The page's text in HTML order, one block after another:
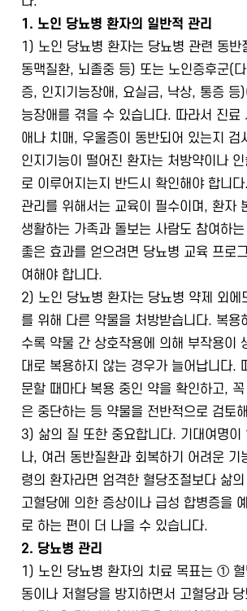
1. 노인 당뇨병 환자의 일반적 관리
1) 노인 당뇨병 환자는 당뇨병 관련 동반
동맥질환, 뇌졸중 등) 또는 노인증후군(
증, 인지기능장애, 요실금, 낙상, 통증 등)
능장애를 겪을 수 있습니다. 따라서 진료
애나 치매, 우울증이 동반되어 있는지 검
인지기능이 떨어진 환자는 처방약이나
로 이루어지는지 반드시 확인해야 합니
관리를 위해서는 교육이 필수이며, 환자
생활하는 가족과 돌보는 사람도 참여하
좋은 효과를 얻으려면 당뇨병 교육 프로
여해야 합니다.
2) 노인 당뇨병 환자는 당뇨병 약제 외에
를 위해 다른 약물을 처방받습니다. 복용
수록 약물 간 상호작용에 의해 부작용이
대로 복용하지 않는 경우가 늘어납니다.
문할 때마다 복용 중인 약을 확인하고,
은 중단하는 등 약물을 전반적으로 검토
3) 삶의 질 또한 중요합니다. 기대여명이
나, 여러 동반질환과 회복하기 어려운 기
령의 환자라면 엄격한 혈당조절보다 삶
고혈당에 의한 증상이나 급성 합병증을
로 하는 편이 더 나을 수 있습니다.
2. 당뇨병 관리
1) 노인 당뇨병 환자의 치료 목표는 ①
동이나 저혈당을 방지하면서 고혈당과